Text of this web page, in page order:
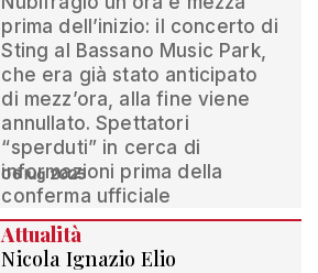
prima dell’inizio: il concerto di
Sting al Bassano Music Park,
che era già stato anticipato
di mezz’ora, alla fine viene
annullato. Spettatori
“sperduti” in cerca di
informazioni prima della
conferma ufficiale
06 lug 2025
Attualità
Nicola Ignazio Elio